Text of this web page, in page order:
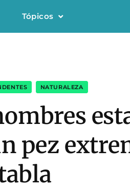
Tópicos
NATURALEZA
pez